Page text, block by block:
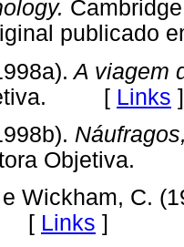
A viagem
[ Links ]
Wickham, C.
[ Links ]